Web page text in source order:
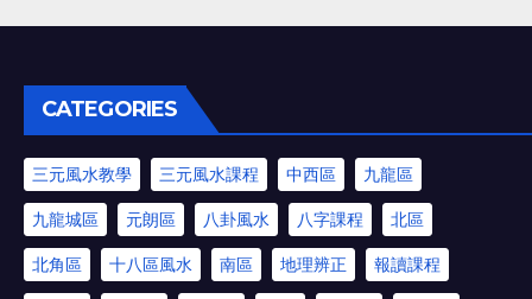
CATEGORIES
三元風水教學 三元風水課程 中西區 九龍區
九龍城區 元朗區 八卦風水 八字課程 北區
北角區 十八區風水 南區 地理辨正 報讀課程